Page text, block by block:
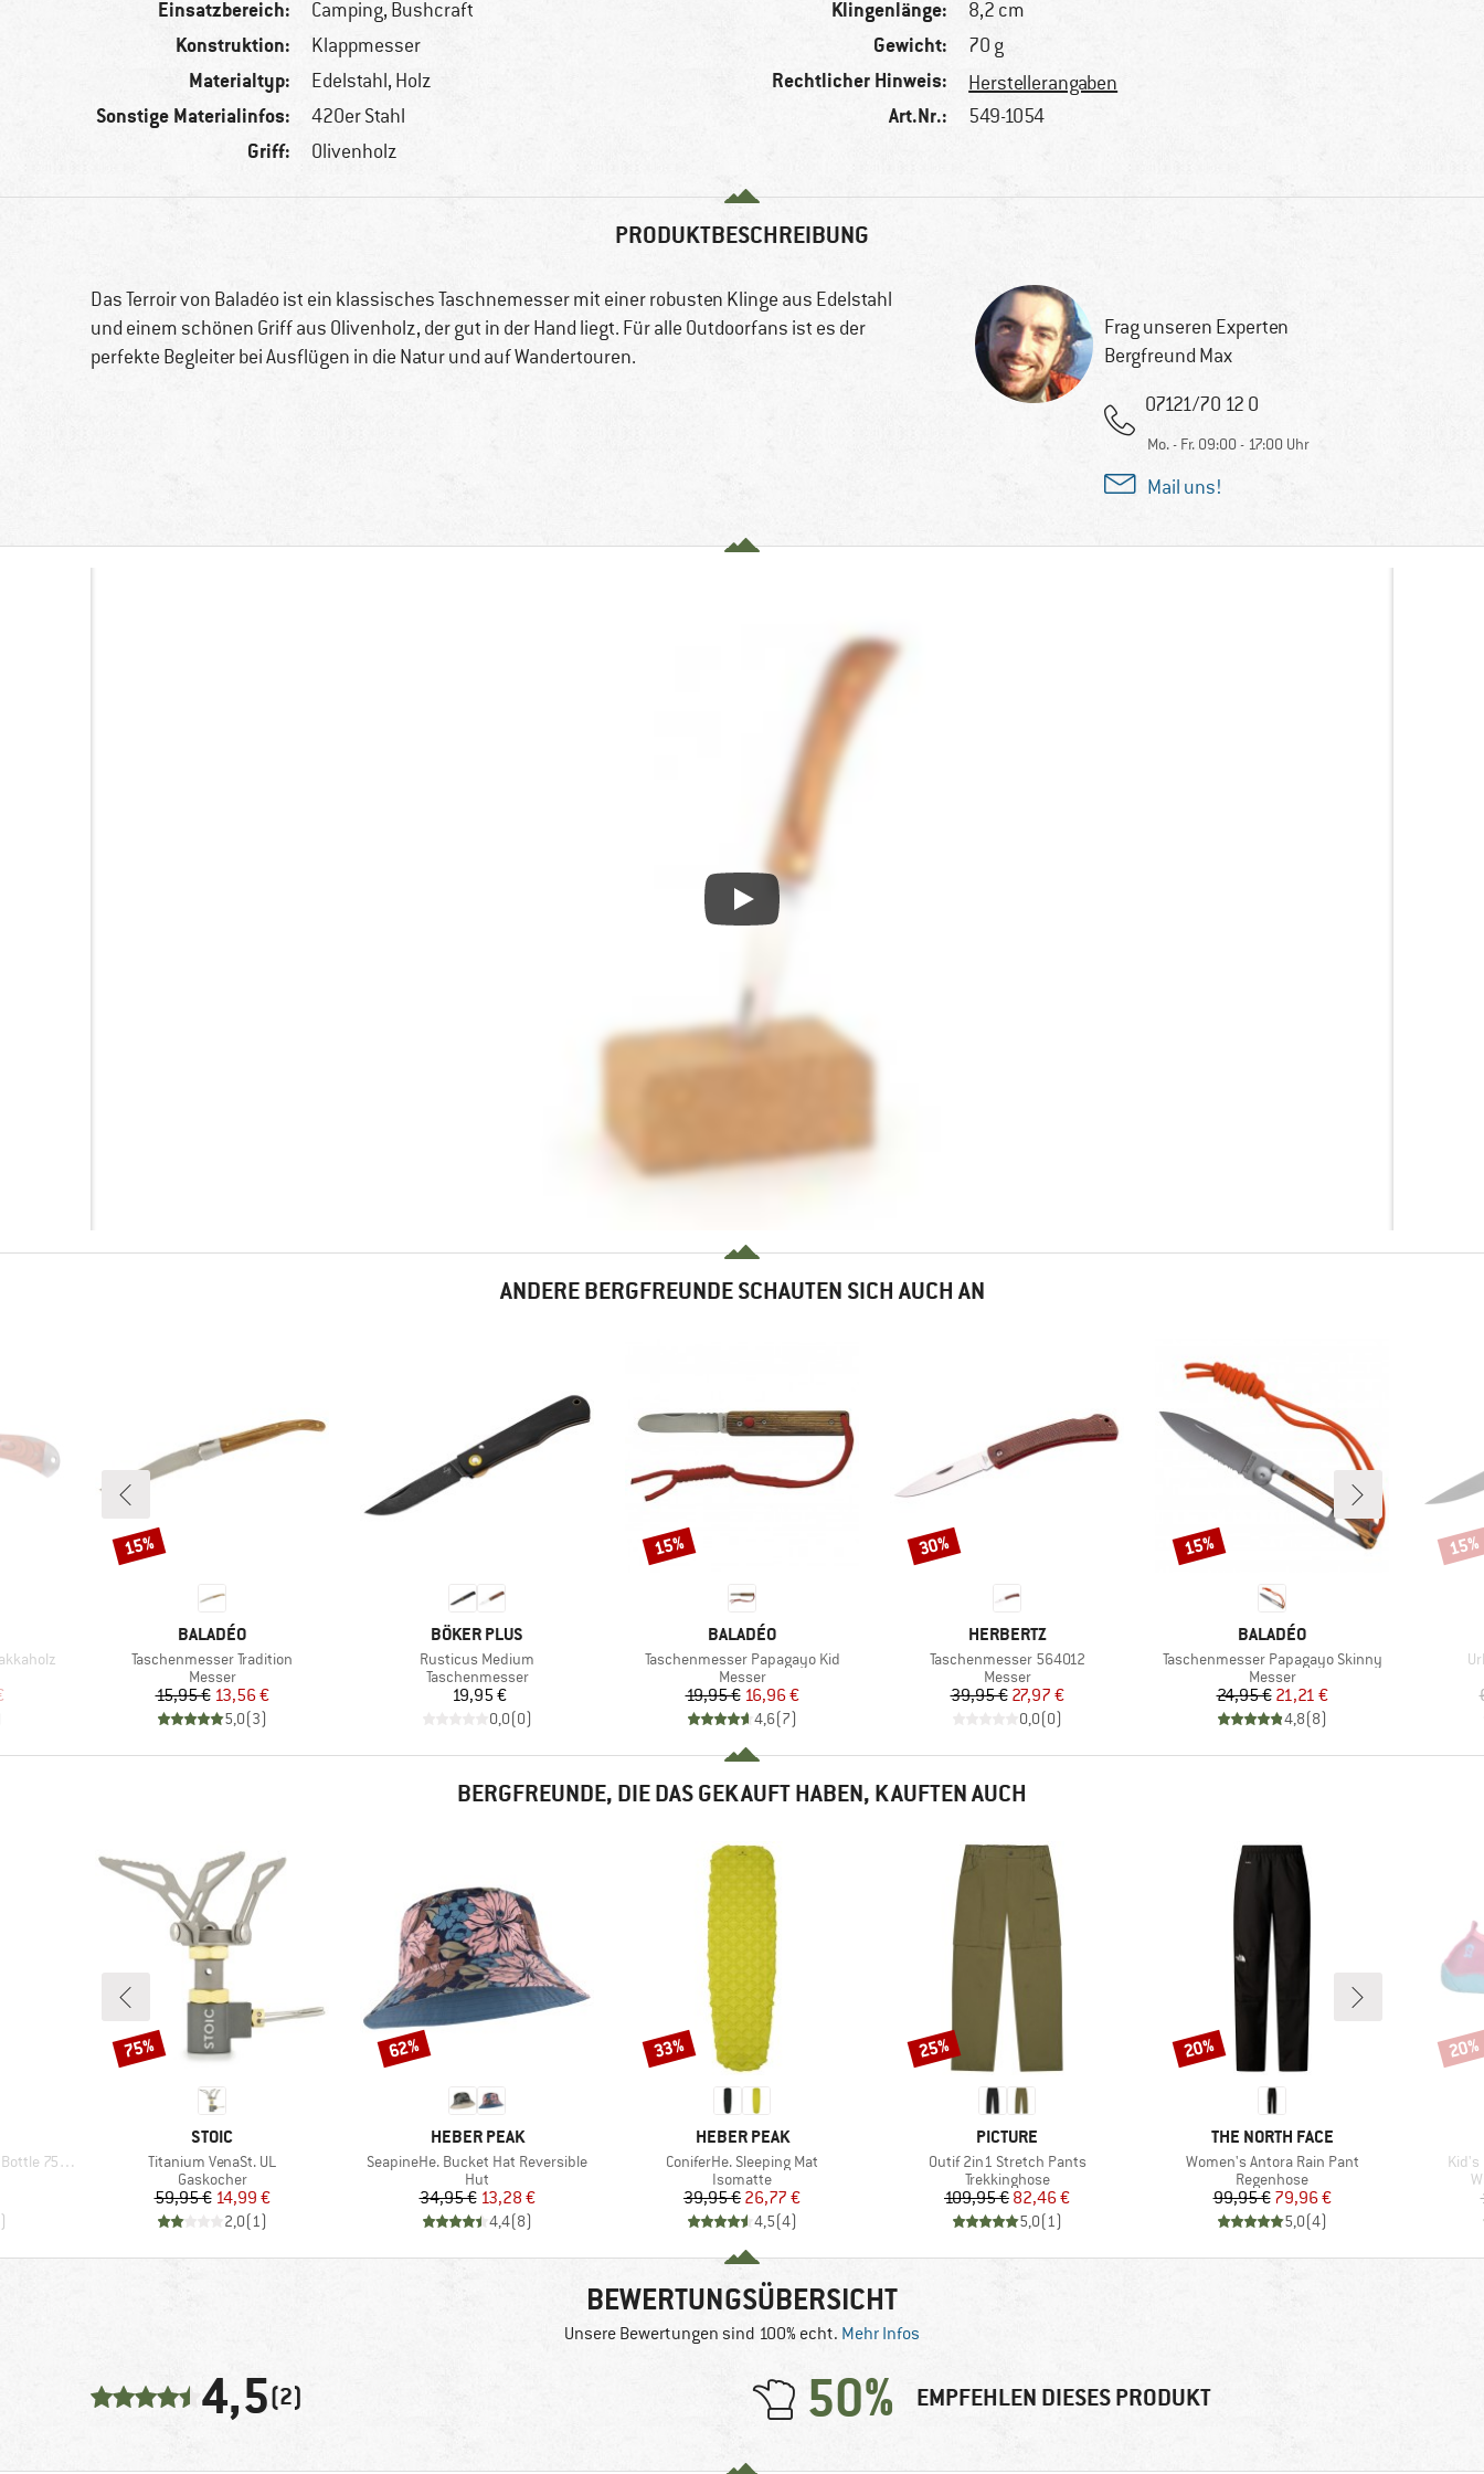
Einsatzbereich: Camping, Bushcraft
Konstruktion: Klappmesser
Materialtyp: Edelstahl, Holz
Sonstige Materialinfos: 420er Stahl
Griff: Olivenholz
Klingenlänge: 8,2 cm
Gewicht: 70 g
Rechtlicher Hinweis: Herstellerangaben
Art.Nr.: 549-1054
PRODUKTBESCHREIBUNG
Das Terroir von Baladéo ist ein klassisches Taschnemesser mit einer robusten Klinge aus Edelstahl
und einem schönen Griff aus Olivenholz, der gut in der Hand liegt. Für alle Outdoorfans ist es der
perfekte Begleiter bei Ausflügen in die Natur und auf Wandertouren.
Frag unseren Experten
Bergfreund Max
07121/70 12 0
Mo. - Fr. 09:00 - 17:00 Uhr
Mail uns!
ANDERE BERGFREUNDE SCHAUTEN SICH AUCH AN
Preis
MARKE
BALADÉO
Artikel
Taschenmesser Tradition
Produktgruppe
Messer
Preis
15,95 €reduzierter Preis
13,56 €
5,0(3)
Rabatt
15%
MARKE
BÖKER PLUS
Artikel
Rusticus Medium
Produktgruppe
Taschenmesser
Preis
19,95 €
0,0(0)
MARKE
BALADÉO
Artikel
Taschenmesser Papagayo Kid
Produktgruppe
Messer
Preis
19,95 €reduzierter Preis
16,96 €
4,6(7)
Rabatt
15%
MARKE
HERBERTZ
Artikel
Taschenmesser 564012
Produktgruppe
Messer
Preis
39,95 €reduzierter Preis
27,97 €
0,0(0)
Rabatt
30%
MARKE
BALADÉO
Artikel
Taschenmesser Papagayo Skinny
Produktgruppe
Messer
Preis
24,95 €reduzierter Preis
21,21 €
4,8(8)
Rabatt
15% 15%
BERGFREUNDE, DIE DAS GEKAUFT HABEN, KAUFTEN AUCH
750ml
)
MARKE
STOIC
Artikel
Titanium VenaSt. UL
Produktgruppe
Gaskocher
Preis
59,95 €reduzierter Preis
14,99 €
2,0(1)
Rabatt
75%
MARKE
HEBER PEAK
Artikel
SeapineHe. Bucket Hat Reversible
Produktgruppe
Hut
Preis
34,95 €reduzierter Preis
13,28 €
4,4(8)
Rabatt
62%
MARKE
HEBER PEAK
Artikel
ConiferHe. Sleeping Mat
Produktgruppe
Isomatte
Preis
39,95 €reduzierter Preis
26,77 €
4,5(4)
Rabatt
33%
MARKE
PICTURE
Artikel
Outif 2in1 Stretch Pants
Produktgruppe
Trekkinghose
Preis
109,95 €reduzierter Preis
82,46 €
5,0(1)
Rabatt
25%
MARKE
THE NORTH FACE
Artikel
Women's Antora Rain Pant
Produktgruppe
Regenhose
Preis
99,95 €reduzierter Preis
79,96 €
5,0(4)
Rabatt
20%
Kid's
20%
BEWERTUNGSÜBERSICHT
Unsere Bewertungen sind 100% echt. Mehr Infos
4,5(2) 50% EMPFEHLEN DIESES PRODUKT